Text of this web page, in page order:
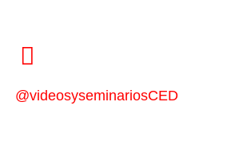
@videosyseminariosCED